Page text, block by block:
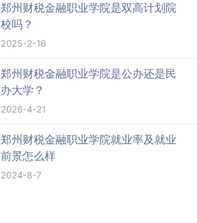
郑州财税金融职业学院是双高计划院
校吗？
2025-2-16
郑州财税金融职业学院是公办还是民
办大学？
2026-4-21
郑州财税金融职业学院就业率及就业
前景怎么样
2024-8-7